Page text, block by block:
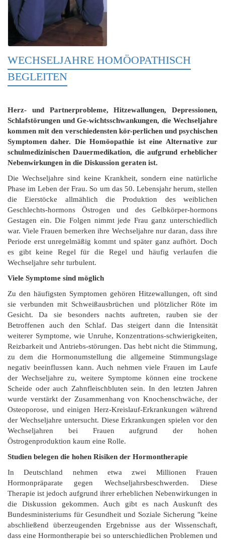
WECHSELJAHRE HOMÖOPATHISCH
BEGLEITEN
Herz- und Partnerprobleme, Hitzewallungen, Depressionen,
Schlafstörungen und Ge-wichtsschwankungen, die Wechseljahre
kommen mit den verschiedensten kör-perlichen und psychischen
Symptomen daher. Die Homöopathie ist eine Alternative zur
schulmedizinischen Dauermedikation, die aufgrund erheblicher
Nebenwirkungen in die Diskussion geraten ist.
Die Wechseljahre sind keine Krankheit, sondern eine natürliche
Phase im Leben der Frau. So um das 50. Lebensjahr herum, stellen
die Eierstöcke allmählich die Produktion des weiblichen
Geschlechts-hormons Östrogen und des Gelbkörper-hormons
Gestagen ein. Die Folgen nimmt jede Frau ganz unterschiedlich
war. Viele Frauen bemerken ihre Wechseljahre nur daran, dass ihre
Periode erst unregelmäßig kommt und später ganz aufhört. Doch
es gibt keine Regel für die Regel und häufig verlaufen die
Wechseljahre sehr turbulent.
Viele Symptome sind möglich
Zu den häufigsten Symptomen gehören Hitzewallungen, oft sind
sie verbunden mit Schweißausbrüchen und plötzlicher Röte im
Gesicht. Da sie besonders nachts auftreten, rauben sie der
Betroffenen auch den Schlaf. Das steigert dann die Intensität
weiterer Symptome, wie Unruhe, Konzentrations-schwierigkeiten,
Reizbarkeit und Antriebs-störungen. Das hebt nicht die Stimmung,
zu dem die Hormonumstellung die allgemeine Stimmungslage
negativ beeinflussen kann. Auch nehmen viele Frauen im Laufe
der Wechseljahre zu, weitere Symptome können eine trockene
Scheide oder auch Zahnfleischbluten sein. In den letzten Jahren
wurde verstärkt der Zusammenhang von Knochenschwäche, der
Osteoporose, und einigen Herz-Kreislauf-Erkrankungen während
der Wechseljahre untersucht. Diese Erkrankungen spielen vor den
Wechseljahren bei Frauen aufgrund der hohen
Östrogenproduktion kaum eine Rolle.
Studien belegen die hohen Risiken der Hormontherapie
In Deutschland nehmen etwa zwei Millionen Frauen
Hormonpräparate gegen Wechseljahrsbeschwerden. Diese
Therapie ist jedoch aufgrund ihrer erheblichen Nebenwirkungen in
die Diskussion gekommen. Auch gibt es nach Auskunft des
Bundesministeriums für Gesundheit und Soziale Sicherung "keine
abschließend überzeugenden Ergebnisse aus der Wissenschaft,
dass eine Hormontherapie bei so unterschiedlichen Problemen und